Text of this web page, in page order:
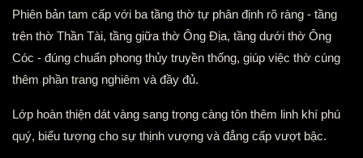
Phiên bản tam cấp với ba tầng thờ tự phân định rõ ràng - tầng
trên thờ Thần Tài, tầng giữa thờ Ông Địa, tầng dưới thờ Ông
Cóc - đúng chuẩn phong thủy truyền thống, giúp việc thờ cúng
thêm phần trang nghiêm và đầy đủ.
Lớp hoàn thiện dát vàng sang trọng càng tôn thêm linh khí phú
quý, biểu tượng cho sự thịnh vượng và đẳng cấp vượt bậc.